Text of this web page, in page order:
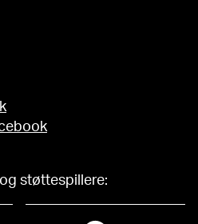
støttespillere: